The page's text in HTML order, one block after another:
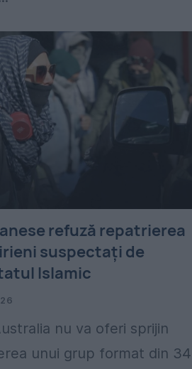
refuză repatrierea
suspectați de
Islamic
nu va oferi sprijin
unui grup format din 34